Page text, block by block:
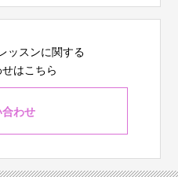
ッスンに関する
はこちら
合わせ